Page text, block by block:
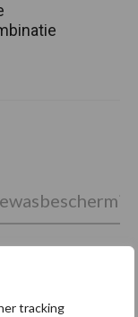
tracking